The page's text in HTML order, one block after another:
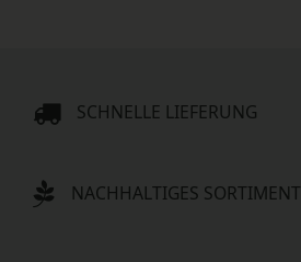
SCHNELLE LIEFERUNG
NACHHALTIGES SORTIMENT